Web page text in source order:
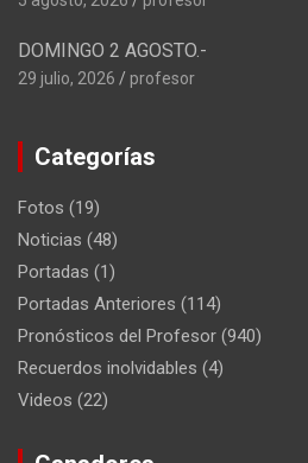
DOMINGO 2 AGOSTO.-
29 julio, 2026 profesor
Categorías
Fotos (19)
Noticias (48)
Portadas (1)
Portadas Anteriores (114)
Pronósticos del Profesor (940)
Recuerdos inolvidables (4)
Videos (22)